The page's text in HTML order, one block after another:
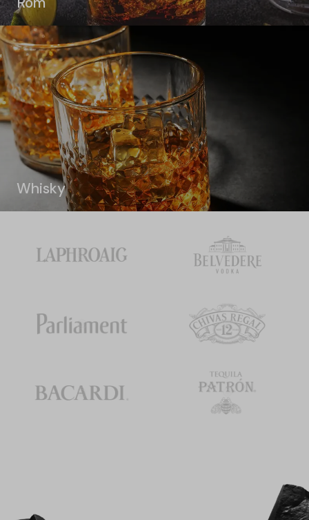
Whisky